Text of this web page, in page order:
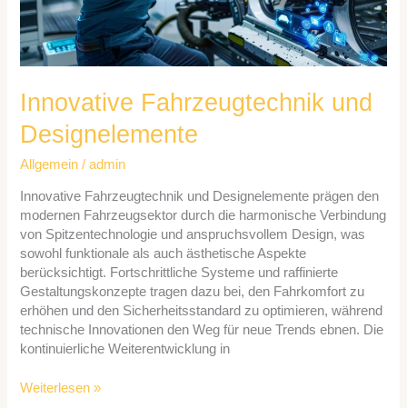
Innovative Fahrzeugtechnik und
Designelemente
Allgemein /admin
Innovative Fahrzeugtechnik und Designelemente prägen den
modernen Fahrzeugsektor durch die harmonische Verbindung
von Spitzentechnologie und anspruchsvollem Design, was
sowohl funktionale als auch ästhetische Aspekte
berücksichtigt. Fortschrittliche Systeme und raffinierte
Gestaltungskonzepte tragen dazu bei, den Fahrkomfort zu
erhöhen und den Sicherheitsstandard zu optimieren, während
technische Innovationen den Weg für neue Trends ebnen. Die
kontinuierliche Weiterentwicklung in
Weiterlesen »